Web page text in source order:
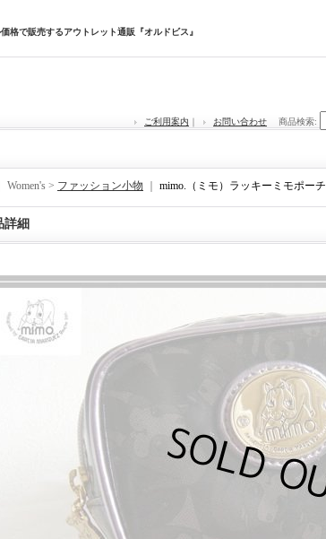
格で販売するアウトレット通販『オルドビス』
ご利用案内 ｜ お問い合わせ 商品検索:
Women's > ファッション小物 mimo.（ミモ）ラッキーミモポーチ
詳細